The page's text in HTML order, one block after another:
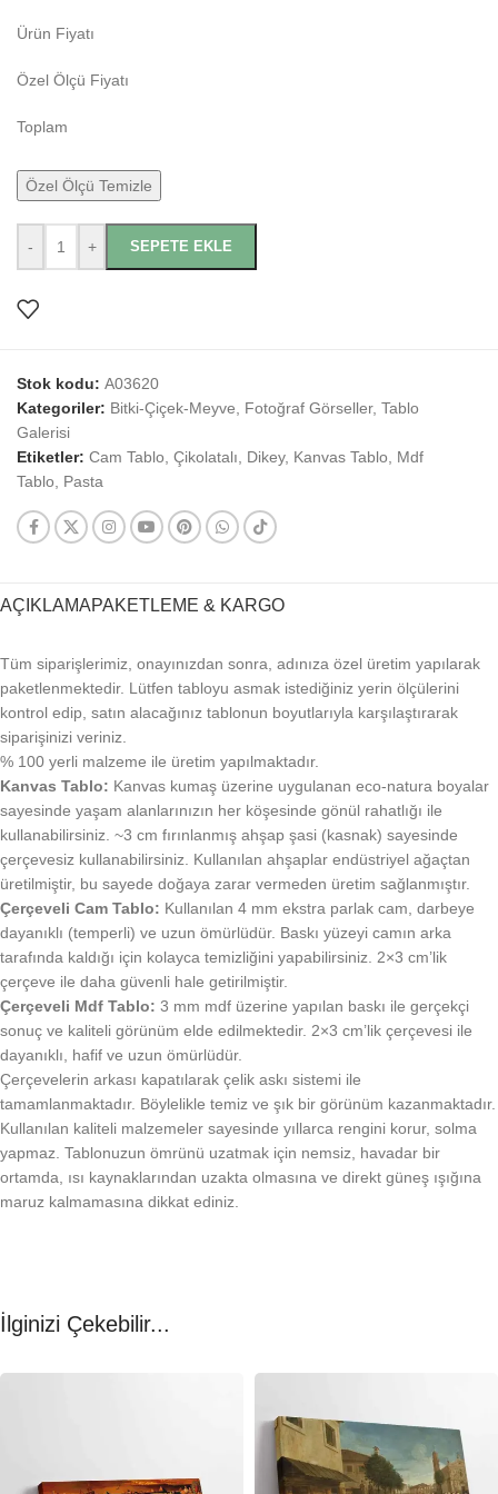
Ürün Fiyatı
Özel Ölçü Fiyatı
Toplam
Özel Ölçü Temizle
- + SEPETE EKLE
Stok kodu: A03620
Kategoriler: Bitki-Çiçek-Meyve, Fotoğraf Görseller, Tablo
Galerisi
Etiketler: Cam Tablo, Çikolatalı, Dikey, Kanvas Tablo, Mdf
Tablo, Pasta
AÇIKLAMAPAKETLEME & KARGO
Tüm siparişlerimiz, onayınızdan sonra, adınıza özel üretim yapılarak
paketlenmektedir. Lütfen tabloyu asmak istediğiniz yerin ölçülerini
kontrol edip, satın alacağınız tablonun boyutlarıyla karşılaştırarak
siparişinizi veriniz.
% 100 yerli malzeme ile üretim yapılmaktadır.
Kanvas Tablo: Kanvas kumaş üzerine uygulanan eco-natura boyalar
sayesinde yaşam alanlarınızın her köşesinde gönül rahatlığı ile
kullanabilirsiniz. ~3 cm fırınlanmış ahşap şasi (kasnak) sayesinde
çerçevesiz kullanabilirsiniz. Kullanılan ahşaplar endüstriyel ağaçtan
üretilmiştir, bu sayede doğaya zarar vermeden üretim sağlanmıştır.
Çerçeveli Cam Tablo: Kullanılan 4 mm ekstra parlak cam, darbeye
dayanıklı (temperli) ve uzun ömürlüdür. Baskı yüzeyi camın arka
tarafında kaldığı için kolayca temizliğini yapabilirsiniz. 2×3 cm’lik
çerçeve ile daha güvenli hale getirilmiştir.
Çerçeveli Mdf Tablo: 3 mm mdf üzerine yapılan baskı ile gerçekçi
sonuç ve kaliteli görünüm elde edilmektedir. 2×3 cm’lik çerçevesi ile
dayanıklı, hafif ve uzun ömürlüdür.
Çerçevelerin arkası kapatılarak çelik askı sistemi ile
tamamlanmaktadır. Böylelikle temiz ve şık bir görünüm kazanmaktadır.
Kullanılan kaliteli malzemeler sayesinde yıllarca rengini korur, solma
yapmaz. Tablonuzun ömrünü uzatmak için nemsiz, havadar bir
ortamda, ısı kaynaklarından uzakta olmasına ve direkt güneş ışığına
maruz kalmamasına dikkat ediniz.
İlginizi Çekebilir...